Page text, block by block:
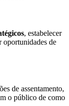
, estabelecer
oportunidades de
de assentamento,
o público de como